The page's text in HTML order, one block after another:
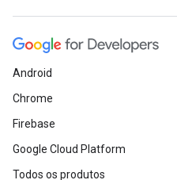
Android
Chrome
Firebase
Google Cloud Platform
Todos os produtos